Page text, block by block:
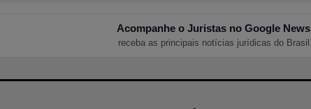
Acompanhe o Juristas no Google News
receba as principais notícias jurídicas do Brasil